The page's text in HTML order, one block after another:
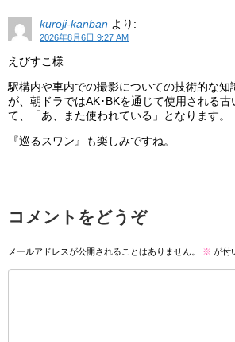
kuroji-kanban より:
2026年8月6日 9:27 AM
えびすこ様
駅構内や車内での撮影についての技術的な知
が、朝ドラではAK･BKを通じて使用される古
て、「あ、また使われている」となります。
『巡るスワン』も楽しみですね。
コメントをどうぞ
メールアドレスが公開されることはありません。 ※ が付